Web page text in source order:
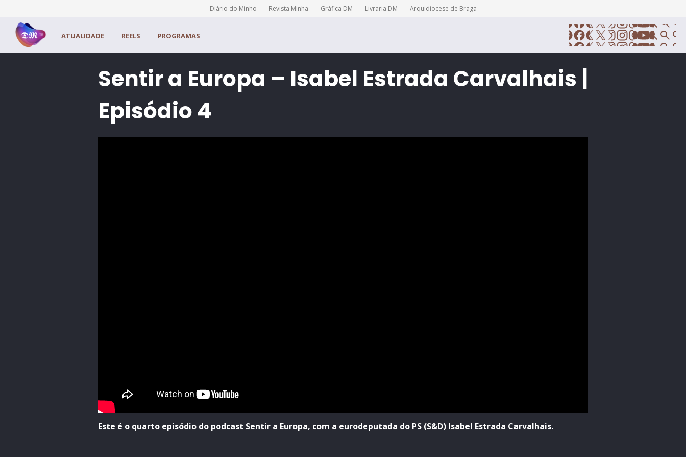
Diário do Minho Revista Minha Gráfica DM Livraria DM Arquidiocese de Braga
ATUALIDADE REELS PROGRAMAS
Sentir a Europa – Isabel Estrada Carvalhais |
Episódio 4
Este é o quarto episódio do podcast Sentir a Europa, com a eurodeputada do PS (S&D) Isabel Estrada Carvalhais.